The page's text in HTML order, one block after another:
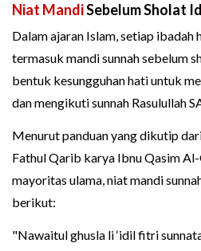
Niat MandiSebelum Sholat
Dalam ajaran Islam, setiap ibadah
termasuk mandi sunnah sebelum
bentuk kesungguhan hati untuk
dan mengikuti sunnah Rasulullah
Menurut panduan yang dikutip
Fathul Qarib karya Ibnu Qasim
mayoritas ulama, niat mandi
berikut:
"Nawaitul ghusla li ‘idil fitri